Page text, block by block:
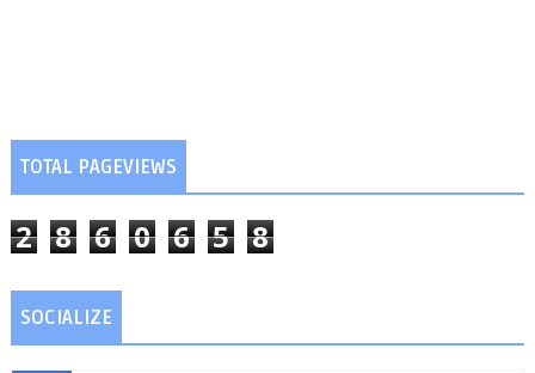
TOTAL PAGEVIEWS
2 8 6 0 6 5 8
SOCIALIZE